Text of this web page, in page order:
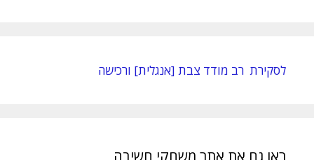
לסקירת רב מודד צבת [אנגלית] ורכישה